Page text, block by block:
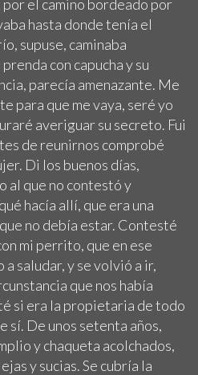
por el camino bordeado por
hasta donde tenía el
supuse, caminaba
con capucha y su
parecía amenazante. Me
para que me vaya, seré yo
averiguar su secreto. Fui
de reunirnos comprobé
Di los buenos días,
al que no contestó y
hacía allí, que era una
no debía estar. Contesté
mi perrito, que en ese
a saludar, y se volvió a ir,
que nos había
si era la propietaria de todo
sí. De unos setenta años,
y chaqueta acolchados,
y sucias. Se cubría la